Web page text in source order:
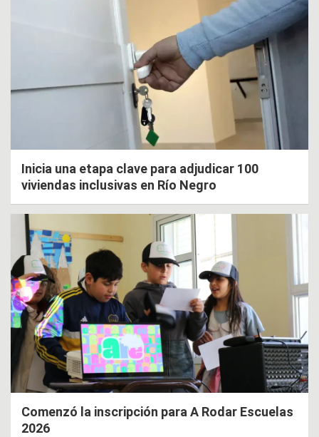
Inicia una etapa clave para adjudicar 100
viviendas inclusivas en Río Negro
Comenzó la inscripción para A Rodar Escuelas
2026